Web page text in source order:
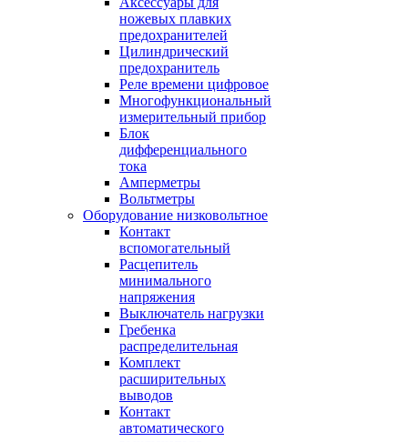
ножевых плавких
предохранителей
Цилиндрический
предохранитель
Реле времени цифровое
Многофункциональный
измерительный прибор
Блок
дифференциального
тока
Амперметры
Вольтметры
Оборудование низковольтное
Контакт
вспомогательный
Расцепитель
минимального
напряжения
Выключатель нагрузки
Гребенка
распределительная
Комплект
расширительных
выводов
Контакт
автоматического